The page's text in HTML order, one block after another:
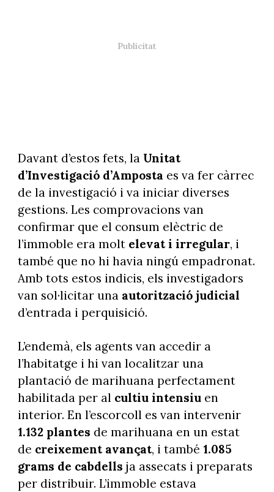
Davant d’estos fets, laUnitat
d’Investigació d’Amposta es va fer càrrec
de la investigació i va iniciar diverses
gestions. Les comprovacions van
confirmar que el consum elèctric de
l’immoble era molt elevat i irregular, i
també que no hi havia ningú empadronat.
Amb tots estos indicis, els investigadors
van sol·licitar una autorització judicial
d’entrada i perquisició.
L’endemà, els agents van accedir a
l’habitatge i hi van localitzar una
plantació de marihuana perfectament
habilitada per al cultiu intensiuen
interior. En l’escorcoll es van intervenir
1.132 plantes de marihuana en un estat
de creixement avançat, i també 1.085
grams de cabdells ja assecats i preparats
per distribuir. L’immoble estava